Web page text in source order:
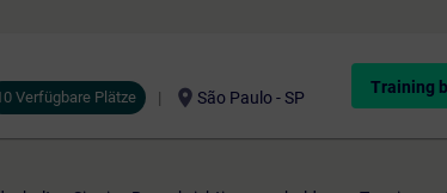
Verfügbare Plätze location_on São Paulo - SP
Training